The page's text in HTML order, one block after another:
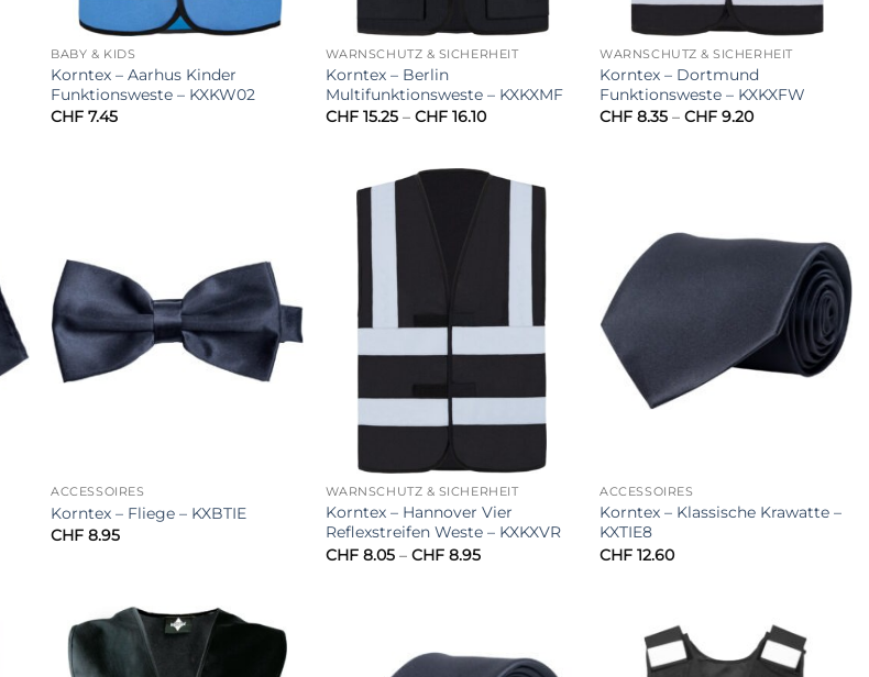
BABY & KIDS
Korntex – Aarhus Kinder
Funktionsweste – KXKW02
CHF 7.45
WARNSCHUTZ & SICHERHEIT
Korntex – Berlin
Multifunktionsweste – KXKXMF
CHF15.25 – CHF16.10Preisspanne:
WARNSCHUTZ & SICHERHEIT
Korntex – Dortmund
Funktionsweste – KXKXFW
CHF 8.35 –CHF 9.20Preisspanne:
ACCESSOIRES
Korntex – Fliege – KXBTIE
CHF 8.95
WARNSCHUTZ & SICHERHEIT
Korntex – Hannover Vier
Reflexstreifen Weste – KXKXVR
CHF8.05 – CHF8.95Preisspanne:
ACCESSOIRES
Korntex – Klassische Krawatte –
KXTIE8
CHF 12.60